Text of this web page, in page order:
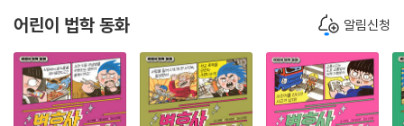
어린이 법학 동화 알림신청